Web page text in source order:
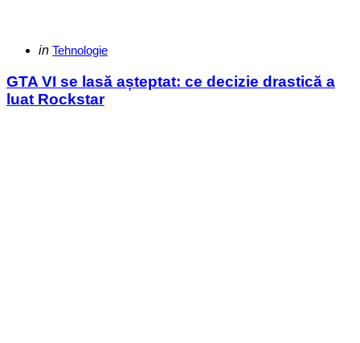
Categories
Posted
in Tehnologie
GTA VI se lasă așteptat: ce decizie drastică a
luat Rockstar